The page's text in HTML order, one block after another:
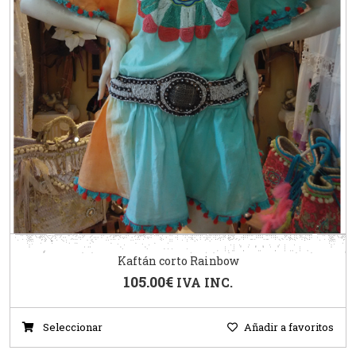
Kaftán corto Rainbow
105.00€ IVA INC.
Seleccionar Añadir a favoritos